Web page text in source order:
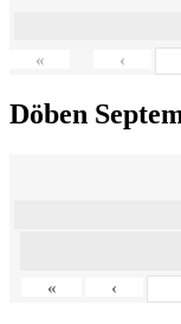
« ‹
Döben
« ‹